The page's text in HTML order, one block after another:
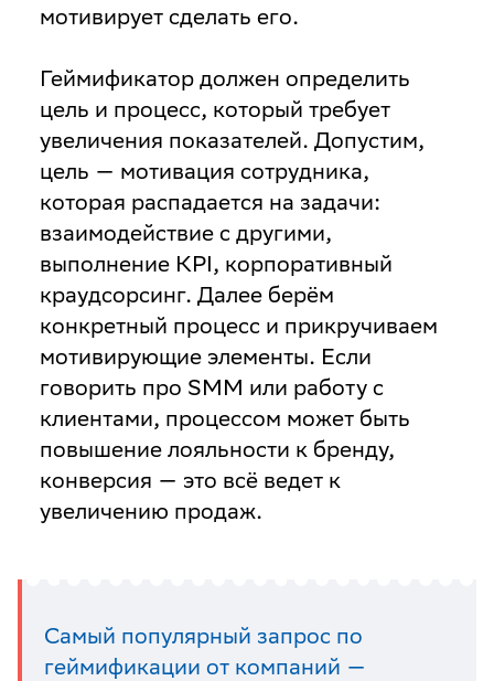
мотивирует сделать его.
Геймификатор должен определить
цель и процесс, который требует
увеличения показателей. Допустим,
цель — мотивация сотрудника,
которая распадается на задачи:
взаимодействие с другими,
выполнение KPI, корпоративный
краудсорсинг. Далее берём
конкретный процесс и прикручиваем
мотивирующие элементы. Если
говорить про SMM или работу с
клиентами, процессом может быть
повышение лояльности к бренду,
конверсия — это всё ведет к
увеличению продаж.
Самый популярный запрос по
геймификации от компаний —